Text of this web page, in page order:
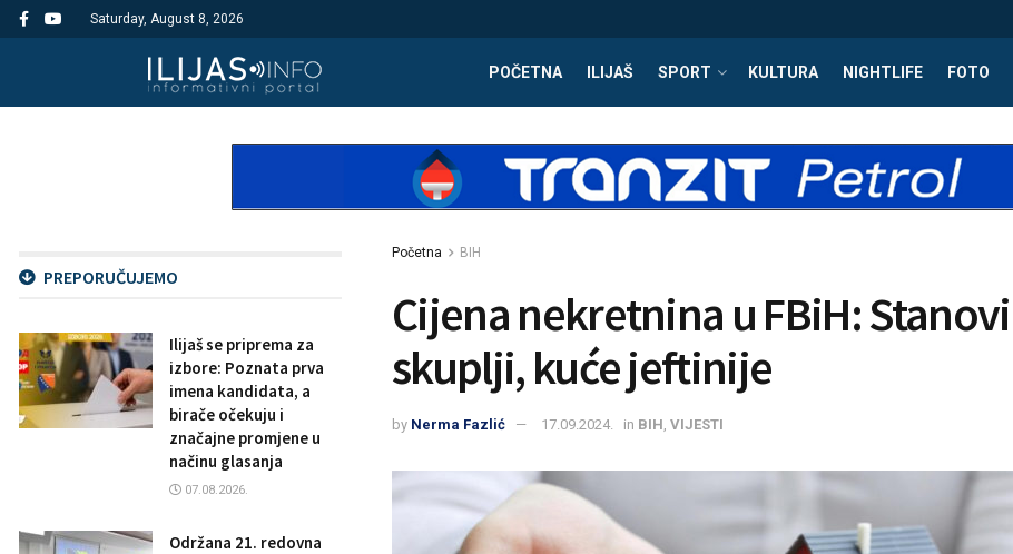
Saturday, August 8, 2026
POČETNA ILIJAŠ SPORT KULTURA NIGHTLIFE FOTO
Početna BIH
Cijena nekretnina u FBiH: Stanovi
skuplji, kuće jeftinije
by Nerma Fazlić 17.09.2024. in BIH VIJESTI
PREPORUČUJEMO
Ilijaš se priprema za
izbore: Poznata prva
imena kandidata, a
birače očekuju i
značajne promjene u
načinu glasanja
07.08.2026.
Održana 21. redovna